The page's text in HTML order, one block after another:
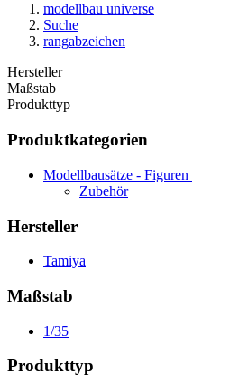
modellbau universe
Suche
rangabzeichen
Hersteller
Maßstab
Produkttyp
Produktkategorien
Modellbausätze - Figuren
Zubehör
Hersteller
Tamiya
Maßstab
1/35
Produkttyp